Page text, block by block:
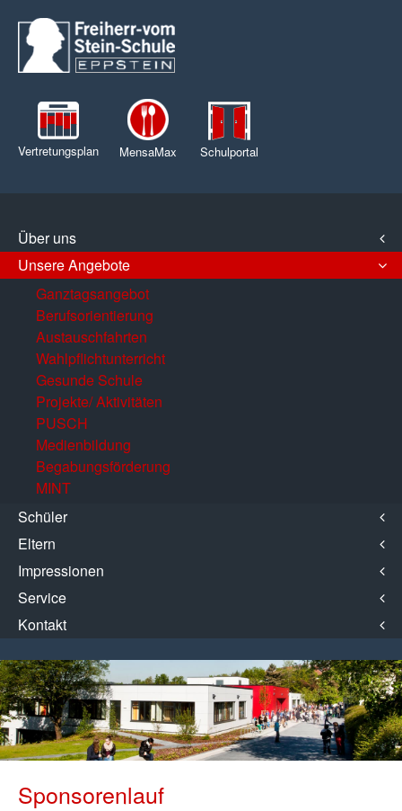
Vertretungsplan MensaMax Schulportal
Über uns
Unsere Angebote
Ganztagsangebot
Berufsorientierung
Austauschfahrten
Wahlpflichtunterricht
Gesunde Schule
Projekte/ Aktivitäten
PUSCH
Medienbildung
Begabungsförderung
MINT
Schüler
Eltern
Impressionen
Service
Kontakt
Sponsorenlauf